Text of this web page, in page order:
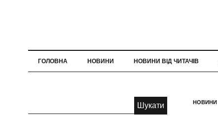
ГОЛОВНА НОВИНИ НОВИНИ ВІД ЧИТАЧІВ
НОВИНИ